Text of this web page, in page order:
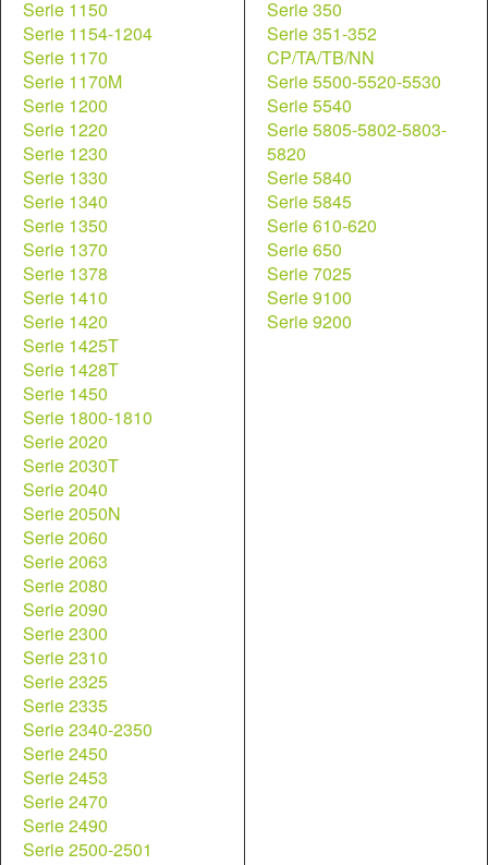
Serie 1150
Serie 1154-1204
Serie 1170
Serie 1170M
Serie 1200
Serie 1220
Serie 1230
Serie 1330
Serie 1340
Serie 1350
Serie 1370
Serie 1378
Serie 1410
Serie 1420
Serie 1425T
Serie 1428T
Serie 1450
Serie 1800-1810
Serie 2020
Serie 2030T
Serie 2040
Serie 2050N
Serie 2060
Serie 2063
Serie 2080
Serie 2090
Serie 2300
Serie 2310
Serie 2325
Serie 2335
Serie 2340-2350
Serie 2450
Serie 2453
Serie 2470
Serie 2490
Serie 2500-2501
Serie 350
Serie 351-352
CP/TA/TB/NN
Serie 5500-5520-5530
Serie 5540
Serie 5805-5802-5803-
5820
Serie 5840
Serie 5845
Serie 610-620
Serie 650
Serie 7025
Serie 9100
Serie 9200